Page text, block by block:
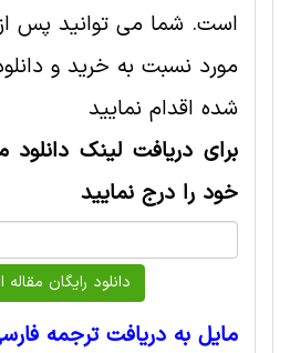
است. شما می توانید پس
مورد نسبت به خرید و
شده اقدام نمایید
برای دریافت لینک دانلود
خود را درج نمایید
مایل به دریافت ترجمه